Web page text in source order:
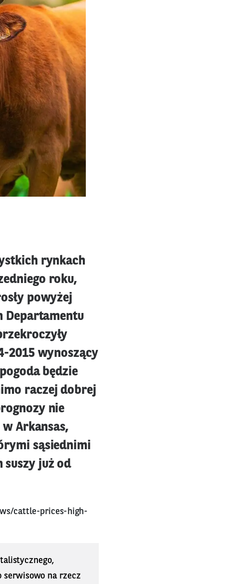
rynkach
roku,
powyżej
Departamentu
2015 wynoszący
będzie
raczej dobrej
nie
Arkansas,
sąsiednimi
już od
cattle-prices-high-
serwisowo na rzecz